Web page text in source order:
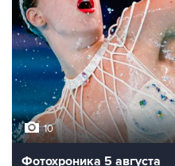
10
Фотохроника 5 августа